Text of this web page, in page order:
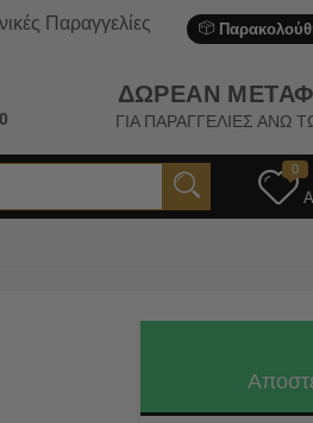
Παραγγελίες
ΔΩΡΕΑΝ
ΓΙΑ ΠΑΡΑΓΓΕΛΙΕΣ ΑΝΩ
0